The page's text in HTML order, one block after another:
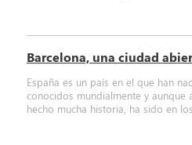
Barcelona, una ciudad
España es un país en el que han
conocidos mundialmente y
hecho mucha historia, ha sido en